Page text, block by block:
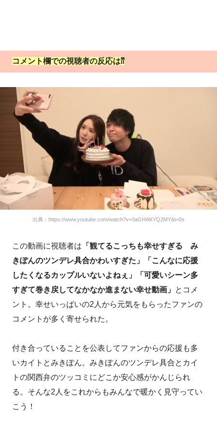
コメント欄での視聴者の反応は⁇
出典：https://www.youtube.com/watch?v=3aGHAKYQ2MY&t=0s
この動画に視聴者は 「観てるこっちも幸せすぎる み
きぽんのツンデレ具合かわいすぎた」「こんなに応援
したくなるカップルいないよねぇ」「可愛いシーン多
すぎて巻き戻してなかなか進まない幸せ動画」 とコメ
ント。幸せいっぱいの2人から元気をもらったファンの
コメントが多く寄せられた。
付き合っていることを公表してファンからの応援も多
いカイトとみきぽん。みきぽんのツンデレ具合とカイ
トの関西弁のツッコミにどこか安心感がかんじられ
る。そんな2人をこれからもみんなで暖かく見守ってい
こう！